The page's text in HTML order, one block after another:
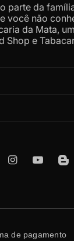
parte da
você não
da Mata,
Shop e
de pagamento